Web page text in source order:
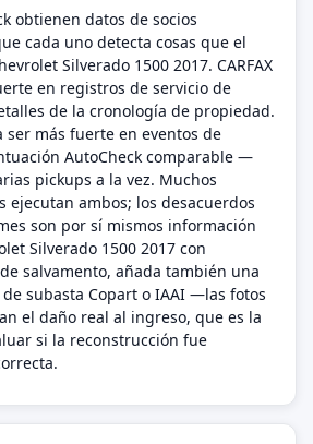
obtienen datos de socios
cada uno detecta cosas que el
Silverado 1500 2017. CARFAX
en registros de servicio de
de la cronología de propiedad.
ser más fuerte en eventos de
AutoCheck comparable —
pickups a la vez. Muchos
ejecutan ambos; los desacuerdos
son por sí mismos información
Silverado 1500 2017 con
salvamento, añada también una
subasta Copart o IAAI —las fotos
el daño real al ingreso, que es la
si la reconstrucción fue